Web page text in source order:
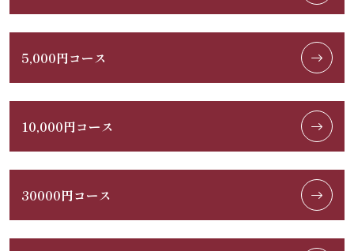
5,000円コース
10,000円コース
30000円コース